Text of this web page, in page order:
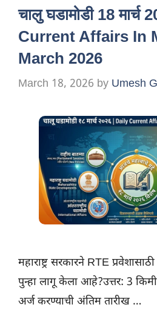
चालु घडामोडी 18 मार्च
Current Affairs In
March 2026
March 18, 2026 by Umesh
महाराष्ट्र सरकारने RTE
पुन्हा लागू केला आहे?उत्तर: 3
अर्ज करण्याची अंतिम तारीख …